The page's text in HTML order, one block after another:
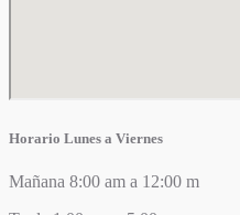
Horario Lunes a Viernes
Mañana 8:00 am a 12:00 m